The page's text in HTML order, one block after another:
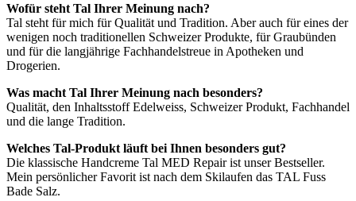
Wofür steht Tal Ihrer Meinung nach?
Tal steht für mich für Qualität und Tradition. Aber auch für eines der
wenigen noch traditionellen Schweizer Produkte, für Graubünden
und für die langjährige Fachhandelstreue in Apotheken und
Drogerien.
Was macht Tal Ihrer Meinung nach besonders?
Qualität, den Inhaltsstoff Edelweiss, Schweizer Produkt, Fachhandel
und die lange Tradition.
Welches Tal-Produkt läuft bei Ihnen besonders gut?
Die klassische Handcreme Tal MED Repair ist unser Bestseller.
Mein persönlicher Favorit ist nach dem Skilaufen das TAL Fuss
Bade Salz.